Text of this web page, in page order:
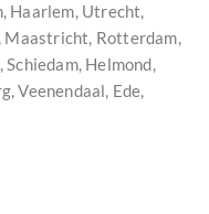
Haarlem, Utrecht,
Maastricht, Rotterdam,
Helmond,
Veenendaal, Ede,